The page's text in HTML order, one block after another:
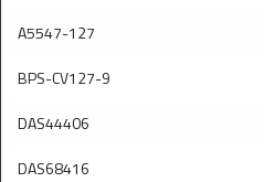
A5547-127
BPS-CV127-9
DAS44406
DAS68416